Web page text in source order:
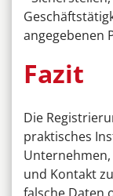
angegebenen
Fazit
Die
praktisches
und Kontakt
falsche Daten